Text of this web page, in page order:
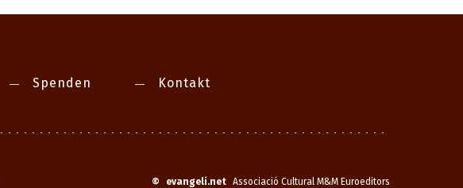
Spenden Kontakt
© evangeli.net Associació Cultural M&M Euroeditors